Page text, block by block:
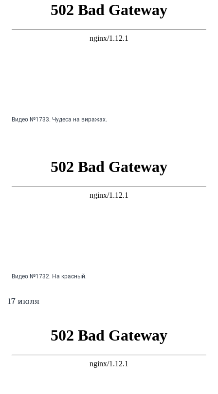
Видео №1733. Чудеса на виражах.
Видео №1732. На красный.
17 июля